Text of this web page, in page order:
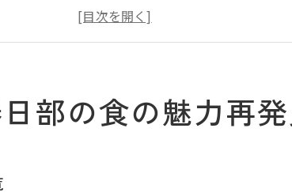
華料理の多彩なコース内容を徹底解説
部中華料理の人気スポット最新動向
適な春日部市中華コースの選び方とは
向け中華コースの選択ポイント比較表
やシーン別おすすめ中華料理コース
部の食の魅力再